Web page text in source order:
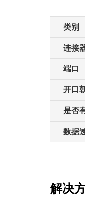
类别
连接
端口
开口
是否
数据
解决